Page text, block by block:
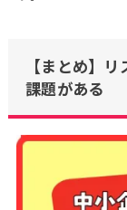
【まとめ】
課題がある